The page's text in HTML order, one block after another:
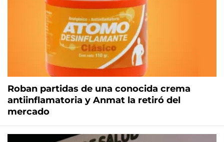
Roban partidas de una conocida crema
antiinflamatoria y Anmat la retiró del
mercado